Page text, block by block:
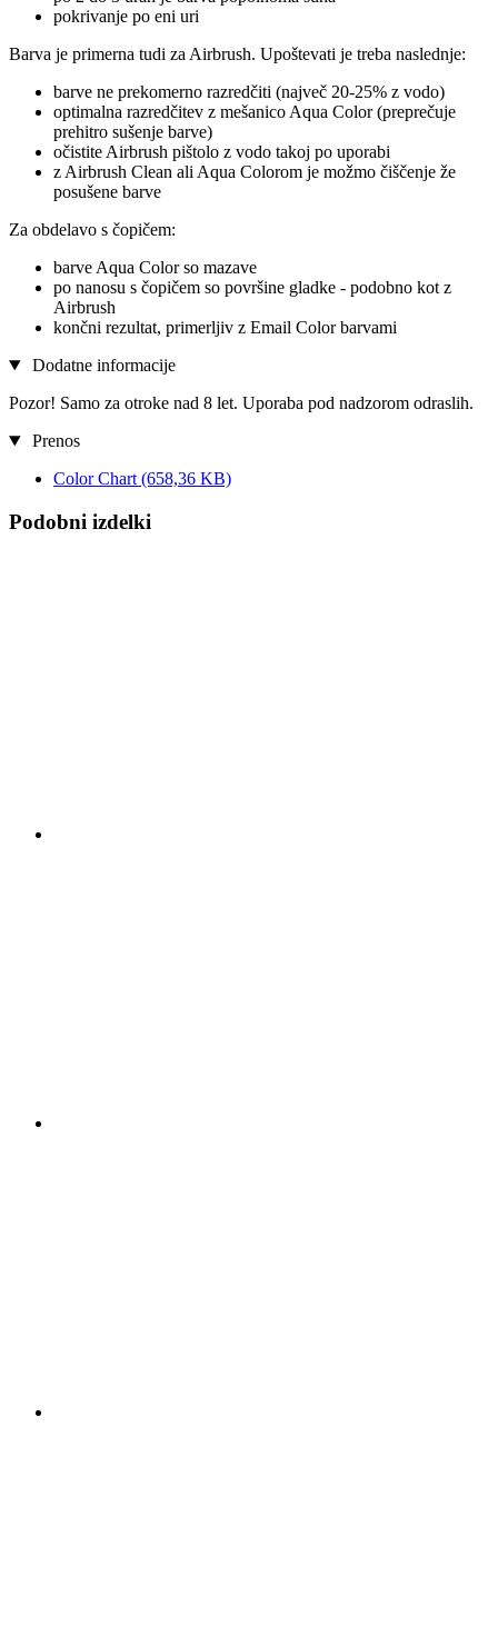
pokrivanje po eni uri
Barva je primerna tudi za Airbrush. Upoštevati je treba naslednje:
barve ne prekomerno razredčiti (največ 20-25% z vodo)
optimalna razredčitev z mešanico Aqua Color (preprečuje
prehitro sušenje barve)
očistite Airbrush pištolo z vodo takoj po uporabi
z Airbrush Clean ali Aqua Colorom je možmo čiščenje že
posušene barve
Za obdelavo s čopičem:
barve Aqua Color so mazave
po nanosu s čopičem so površine gladke - podobno kot z
Airbrush
končni rezultat, primerljiv z Email Color barvami
Dodatne informacije
Pozor! Samo za otroke nad 8 let. Uporaba pod nadzorom odraslih.
Prenos
Color Chart (658,36 KB)
Podobni izdelki